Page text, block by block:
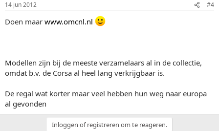
14 jun 2012 #4
Doen maar www.omcnl.nl
Modellen zijn bij de meeste verzamelaars al in de collectie,
omdat b.v. de Corsa al heel lang verkrijgbaar is.
De regal wat korter maar veel hebben hun weg naar europa
al gevonden
Inloggen of registreren om te reageren.